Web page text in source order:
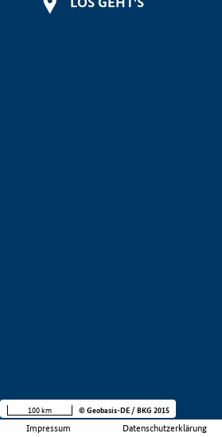
Impressum Datenschutzerklärung
100 km © Geobasis-DE / BKG 2015